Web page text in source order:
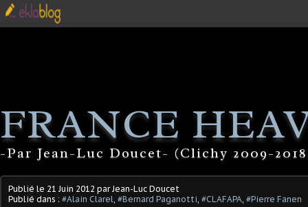
FRANCE
-Par Jean-Luc Doucet- (Clichy 2009-
Publié le 21 Juin 2012 par Jean-Luc Doucet
Publié dans : #Alain Clarel, #Bernard Paganotti, #CLAFAPA, #Pierre Fanen